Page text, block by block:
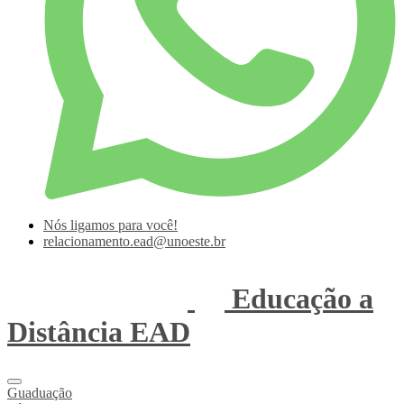
Nós ligamos para você!
relacionamento.ead@unoeste.br
Educação a
Distância EAD
Guaduação